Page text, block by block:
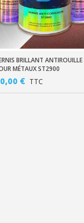
d'achats
d'achat
Ajouter Au Panier
BRILLANT ANTIROUILLE
MÉTAUX ST2900
€ TTC